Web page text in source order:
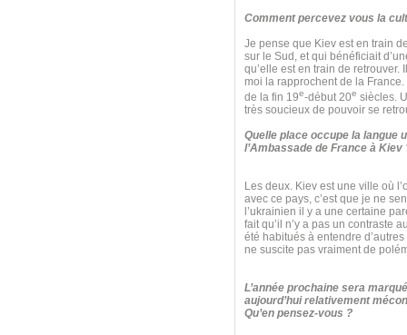
Comment percevez vous la
Je pense que Kiev est en train
sur le Sud, et qui bénéficiait
qu’elle est en train de
moi la rapprochent de la
de la fin 19e-début 20e siècles.
très soucieux de pouvoir se
Quelle place occupe la langue
l’Ambassade de France à Kiev
Les deux. Kiev est une ville où
avec ce pays, c’est que je ne
l’ukrainien il y a une certaine
fait qu’il n’y a pas un contraste
été habitués à entendre
ne suscite pas vraiment de
L’année prochaine sera
aujourd’hui relativement
Qu’en pensez-vous ?